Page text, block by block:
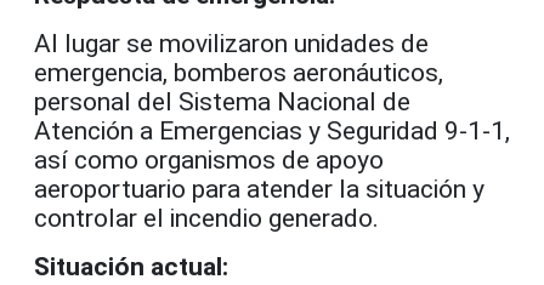
Al lugar se movilizaron unidades de
emergencia, bomberos aeronáuticos,
personal del Sistema Nacional de
Atención a Emergencias y Seguridad 9-1-1,
así como organismos de apoyo
aeroportuario para atender la situación y
controlar el incendio generado.
Situación actual: